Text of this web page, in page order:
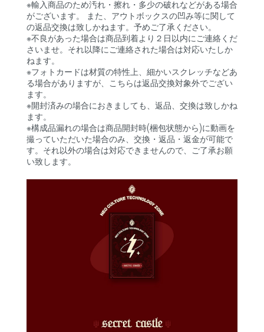
※輸入商品のため汚れ・擦れ・多少の破れなどがある場合
がございます。 また、アウトボックスの凹み等に関して
の返品交換は致しかねます。予めご了承ください。
※不良があった場合は商品到着より２日以内にご連絡くだ
さいませ。それ以降にご連絡された場合は対応いたしか
ねます。
※フォトカードは材質の特性上、細かいスクレッチなどあ
る場合がありますが、こちらは返品交換対象外でござい
ます。
※開封済みの場合におきましても、返品、交換は致しかね
ます。
※構成品漏れの場合は商品開封時(梱包状態から)に動画を
撮っていただいた場合のみ、交換・返品・返金が可能で
す。それ以外の場合は対応できませんので、ご了承お願
い致します。